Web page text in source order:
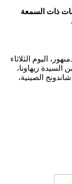
ذات السمعة
اليوم الثلاثاء
من السيدة زيهاونا،
الصينية،